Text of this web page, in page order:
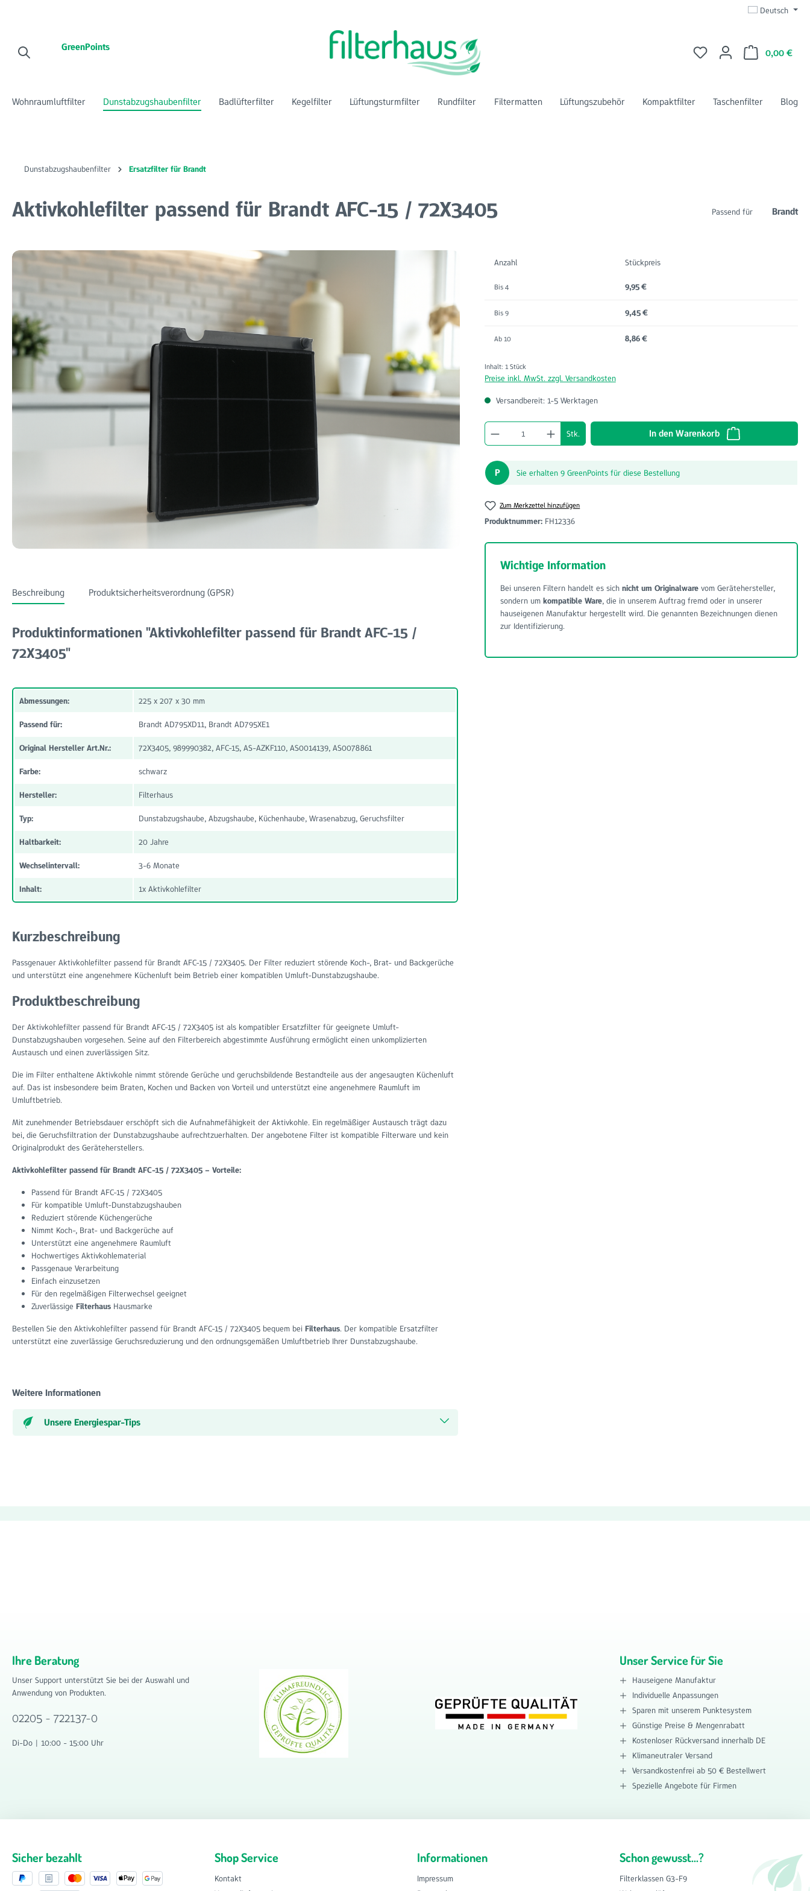
Deutsch
GreenPoints Du hast 0 Produkte auf dem
0,00 €
Wohnraumluftfilter Dunstabzugshaubenfilter Badlüfterfilter Kegelfilter Lüftungsturmfilter Rundfilter Filtermatten Lüftungszubehör Kompaktfilter Taschenfilter Blog
Dunstabzugshaubenfilter Ersatzfilter für Brandt
Aktivkohlefilter passend für Brandt AFC-15 / 72X3405 Passend für Brandt
Bildergalerie überspringen
Anzahl Stückpreis
Bis4 9,95 €
Bis9 9,45 €
Ab10 8,86 €
Inhalt: 1 Stück
Preise inkl. MwSt. zzgl. Versandkosten
Versandbereit: 1-5 Werktagen
Produkt Anzahl: Gib den gewünschten Wert ein oder
Stk. In den Warenkorb
P Sie erhalten 9 GreenPoints für diese Bestellung
Zum Merkzettel hinzufügen
Produktnummer: FH12336
Wichtige Information
Bei unseren Filtern handelt es sich nicht um Originalware vom Gerätehersteller,
sondern um kompatible Ware, die in unserem Auftrag fremd oder in unserer
hauseigenen Manufaktur hergestellt wird. Die genannten Bezeichnungen dienen
zur Identifizierung.
Beschreibung Produktsicherheitsverordnung (GPSR)
Produktinformationen "Aktivkohlefilter passend für Brandt AFC-15 /
72X3405"
Abmessungen: 225 x 207 x 30 mm
Passend für: Brandt AD795XD11, Brandt AD795XE1
Original Hersteller Art.Nr.: 72X3405, 989990382, AFC-15, AS-AZKF110, AS0014139, AS0078861
Farbe: schwarz
Hersteller: Filterhaus
Typ: Dunstabzugshaube, Abzugshaube, Küchenhaube, Wrasenabzug, Geruchsfilter
Haltbarkeit: 20 Jahre
Wechselintervall: 3-6 Monate
Inhalt: 1x Aktivkohlefilter
Kurzbeschreibung
Passgenauer Aktivkohlefilter passend für Brandt AFC-15 / 72X3405. Der Filter reduziert störende Koch-, Brat- und Backgerüche
und unterstützt eine angenehmere Küchenluft beim Betrieb einer kompatiblen Umluft-Dunstabzugshaube.
Produktbeschreibung
Der Aktivkohlefilter passend für Brandt AFC-15 / 72X3405 ist als kompatibler Ersatzfilter für geeignete Umluft-
Dunstabzugshauben vorgesehen. Seine auf den Filterbereich abgestimmte Ausführung ermöglicht einen unkomplizierten
Austausch und einen zuverlässigen Sitz.
Die im Filter enthaltene Aktivkohle nimmt störende Gerüche und geruchsbildende Bestandteile aus der angesaugten Küchenluft
auf. Das ist insbesondere beim Braten, Kochen und Backen von Vorteil und unterstützt eine angenehmere Raumluft im
Umluftbetrieb.
Mit zunehmender Betriebsdauer erschöpft sich die Aufnahmefähigkeit der Aktivkohle. Ein regelmäßiger Austausch trägt dazu
bei, die Geruchsfiltration der Dunstabzugshaube aufrechtzuerhalten. Der angebotene Filter ist kompatible Filterware und kein
Originalprodukt des Geräteherstellers.
Aktivkohlefilter passend für Brandt AFC-15 / 72X3405 – Vorteile:
Passend für Brandt AFC-15 / 72X3405
Für kompatible Umluft-Dunstabzugshauben
Reduziert störende Küchengerüche
Nimmt Koch-, Brat- und Backgerüche auf
Unterstützt eine angenehmere Raumluft
Hochwertiges Aktivkohlematerial
Passgenaue Verarbeitung
Einfach einzusetzen
Für den regelmäßigen Filterwechsel geeignet
Zuverlässige Filterhaus Hausmarke
Bestellen Sie den Aktivkohlefilter passend für Brandt AFC-15 / 72X3405 bequem bei Filterhaus. Der kompatible Ersatzfilter
unterstützt eine zuverlässige Geruchsreduzierung und den ordnungsgemäßen Umluftbetrieb Ihrer Dunstabzugshaube.
Weitere Informationen
Unsere Energiespar-Tips
Ihre Beratung
Unser Support unterstützt Sie bei der Auswahl und
Anwendung von Produkten.
02205 - 722137-0
Di-Do | 10:00 - 15:00 Uhr
Unser Service für Sie
Hauseigene Manufaktur
Individuelle Anpassungen
Sparen mit unserem Punktesystem
Günstige Preise & Mengenrabatt
Kostenloser Rückversand innerhalb DE
Klimaneutraler Versand
Versandkostenfrei ab 50 € Bestellwert
Spezielle Angebote für Firmen
Sicher bezahlt Shop Service
Kontakt
Informationen
Impressum
Schon gewusst...?
Filterklassen G3-F9